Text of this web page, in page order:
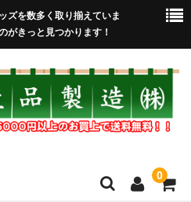
ズを数多く取り揃えていま
がきっと見つかります！
0